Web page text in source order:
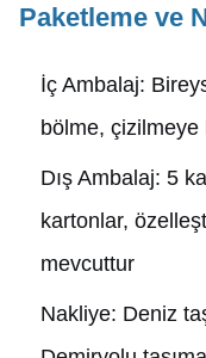
Paketleme ve
İç Ambalaj:
bölme, çizilmeye
Dış Ambalaj: 5
kartonlar,
mevcuttur
Nakliye: Deniz